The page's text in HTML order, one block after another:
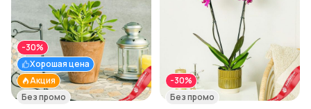
Акция
Хорошая цена
-30%
Без промо
-30%
Без промо